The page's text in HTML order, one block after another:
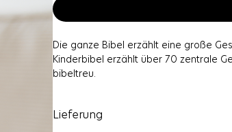
Die ganze Bibel erzählt eine große
Kinderbibel erzählt über 70 zentrale
bibeltreu.
Ende jeder Geschichte laden zum
Lieferung